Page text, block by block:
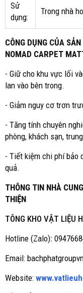
Sử
dụng:
Trong nhà
CÔNG DỤNG CỦA
NOMAD CARPET
- Giữ cho khu vực lối
lan vào bên trong.
- Giảm nguy cơ trơn
- Tăng tính chuyên
phòng, khách sạn,
- Tiết kiệm chi phí bảo
quả.
THÔNG TIN NHÀ
THIỆN
TÔNG KHO VẬT LIỆU
Hotline (Zalo):
Email:
Website: